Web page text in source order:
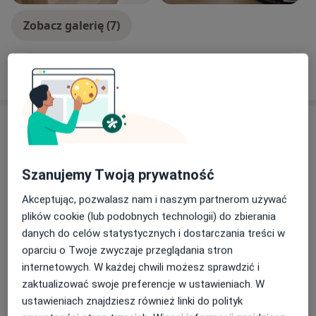
Zobacz galerię (7)
Usługi i ceny
Od 120 zł Szczegóły
Konsultacja laryngologiczna z
endoskopią
350 zł Szczegóły
Umów wizytę
Badania laryngologiczne
Szczegóły
Szanujemy Twoją prywatność
Akceptując, pozwalasz nam i naszym partnerom używać
plików cookie (lub podobnych technologii) do zbierania
danych do celów statystycznych i dostarczania treści w
oparciu o Twoje zwyczaje przeglądania stron
internetowych. W każdej chwili możesz sprawdzić i
zaktualizować swoje preferencje w ustawieniach. W
ustawieniach znajdziesz również linki do polityk